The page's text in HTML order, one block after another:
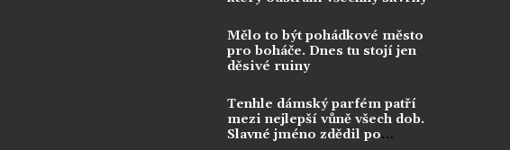
Mělo to být pohádkové město
pro boháče. Dnes tu stojí jen
děsivé ruiny
Tenhle dámský parfém patří
mezi nejlepší vůně všech dob.
Slavné jméno zdědil po